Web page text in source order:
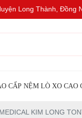
Long Thành, Đồng
CẤP NỆM LÒ XO CAO
KIM LONG